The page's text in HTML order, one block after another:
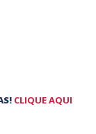
CLIQUE AQUI